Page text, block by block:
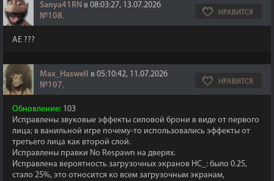
Sanya41RN в 08:03:27, 13.07.2026
№108, НРАВИТСЯ
AE ???
Max_Haswell в 05:10:42, 11.07.2026
№107, НРАВИТСЯ
Обновление: 103
Исправлены звуковые эффекты силовой брони в виде от первого
лица; в ванильной игре почему-то использовались эффекты от
третьего лица как второй слой.
Исправлены правки No Respawn на дверях.
Исправлена вероятность загрузочных экранов HC_: было 0.25,
стало 25%, это относится ко всем загрузочным экранам,